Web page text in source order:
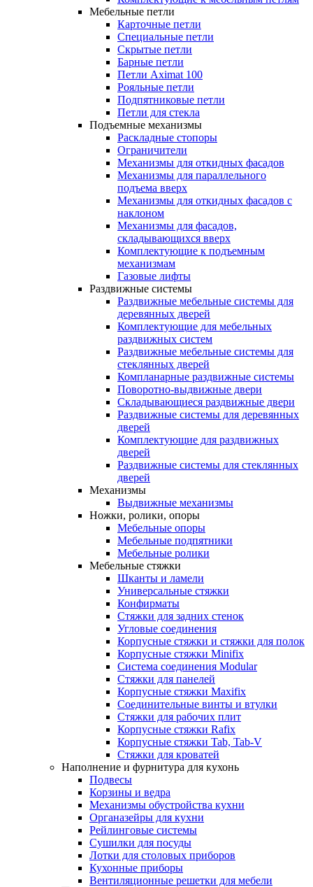
Мебельные петли
Карточные петли
Специальные петли
Скрытые петли
Барные петли
Петли Aximat 100
Рояльные петли
Подпятниковые петли
Петли для стекла
Подъемные механизмы
Раскладные стопоры
Ограничители
Механизмы для откидных фасадов
Механизмы для параллельного
подъема вверх
Механизмы для откидных фасадов с
наклоном
Механизмы для фасадов,
складывающихся вверх
Комплектующие к подъемным
механизмам
Газовые лифты
Раздвижные системы
Раздвижные мебельные системы для
деревянных дверей
Комплектующие для мебельных
раздвижных систем
Раздвижные мебельные системы для
стеклянных дверей
Компланарные раздвижные системы
Поворотно-выдвижные двери
Складывающиеся раздвижные двери
Раздвижные системы для деревянных
дверей
Комплектующие для раздвижных
дверей
Раздвижные системы для стеклянных
дверей
Механизмы
Выдвижные механизмы
Ножки, ролики, опоры
Мебельные опоры
Мебельные подпятники
Мебельные ролики
Мебельные стяжки
Шканты и ламели
Универсальные стяжки
Конфирматы
Стяжки для задних стенок
Угловые соединения
Корпусные стяжки и стяжки для полок
Корпусные стяжки Minifix
Система соединения Modular
Стяжки для панелей
Корпусные стяжки Maxifix
Соединительные винты и втулки
Стяжки для рабочих плит
Корпусные стяжки Rafix
Корпусные стяжки Tab, Tab-V
Стяжки для кроватей
Наполнение и фурнитура для кухонь
Подвесы
Корзины и ведра
Механизмы обустройства кухни
Органазейры для кухни
Рейлинговые системы
Сушилки для посуды
Лотки для столовых приборов
Кухонные приборы
Вентиляционные решетки для мебели